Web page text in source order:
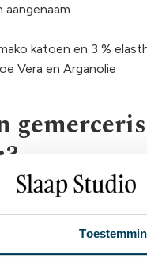
katoen en 3 %
Vera en Arganolie
het garen ronder en
veel sterker wordt
worden de
en 100% pilling vrij.